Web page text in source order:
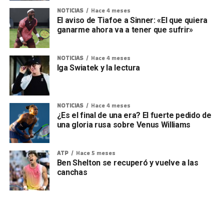
NOTICIAS Hace 4 meses
El aviso de Tiafoe a Sinner: «El que quiera
ganarme ahora va a tener que sufrir»
NOTICIAS Hace 4 meses
Iga Swiatek y la lectura
NOTICIAS Hace 4 meses
¿Es el final de una era? El fuerte pedido de
una gloria rusa sobre Venus Williams
ATP Hace 5 meses
Ben Shelton se recuperó y vuelve a las
canchas